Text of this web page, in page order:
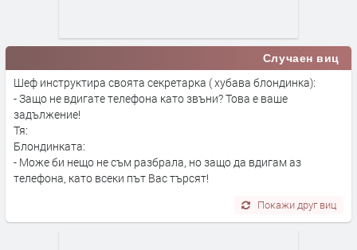
Случаен виц
Шеф инструктира своята секретарка ( хубава блондинка):
- Защо не вдигате телефона като звъни? Това е ваше
задължение!
Тя:
Блондинката:
- Може би нещо не съм разбрала, но защо да вдигам аз
телефона, като всеки път Вас търсят!
Покажи друг виц